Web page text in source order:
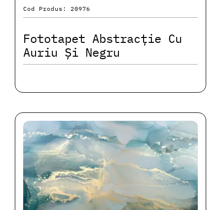
Cod Produs: 20976
Fototapet Abstracție Cu
Auriu Și Negru